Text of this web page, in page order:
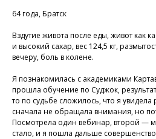
64 года, Братск
Вздутие живота после еды, живот как
и высокий сахар, вес 124,5 кг,
вечеру, боль в колене.
Я познакомилась с академиками
прошла обучение по Суджок,
то по судьбе сложилось, что я увидела
сначала не обращала внимания, но
Посмотрела один вебинар, второй —
стало, и я пошла дальше